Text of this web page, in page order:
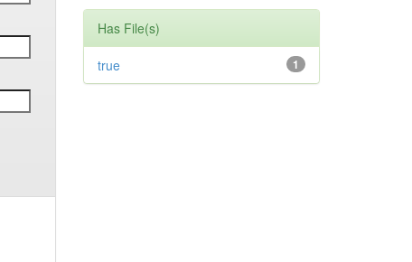
Has File(s)
1
true